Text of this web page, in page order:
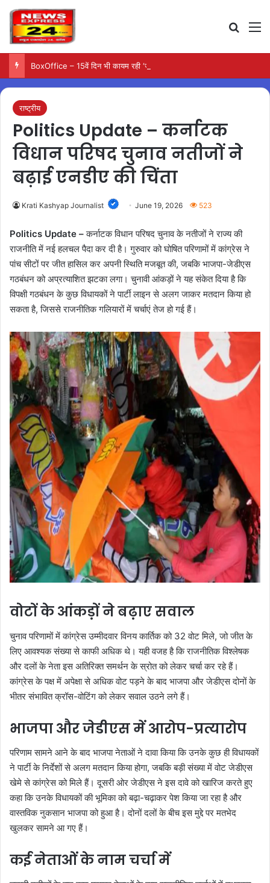
राष्ट्रीय
Politics Update – कर्नाटक
विधान परिषद चुनाव नतीजों ने
बढ़ाई एनडीए की चिंता
Krati Kashyap Journalist June 19, 2026 523
Politics Update –कर्नाटक विधान परिषद चुनाव के नतीजों ने राज्य की
राजनीति में नई हलचल पैदा कर दी है। गुरुवार को घोषित परिणामों में कांग्रेस ने
पांच सीटों पर जीत हासिल कर अपनी स्थिति मजबूत की, जबकि भाजपा-जेडीएस
गठबंधन को अप्रत्याशित झटका लगा। चुनावी आंकड़ों ने यह संकेत दिया है कि
विपक्षी गठबंधन के कुछ विधायकों ने पार्टी लाइन से अलग जाकर मतदान किया हो
सकता है, जिससे राजनीतिक गलियारों में चर्चाएं तेज हो गई हैं।
वोटों के आंकड़ों ने बढ़ाए सवाल
चुनाव परिणामों में कांग्रेस उम्मीदवार विनय कार्तिक को 32 वोट मिले, जो जीत के
लिए आवश्यक संख्या से काफी अधिक थे। यही वजह है कि राजनीतिक विश्लेषक
और दलों के नेता इस अतिरिक्त समर्थन के स्रोत को लेकर चर्चा कर रहे हैं।
कांग्रेस के पक्ष में अपेक्षा से अधिक वोट पड़ने के बाद भाजपा और जेडीएस दोनों के
भीतर संभावित क्रॉस-वोटिंग को लेकर सवाल उठने लगे हैं।
भाजपा और जेडीएस में आरोप-प्रत्यारोप
परिणाम सामने आने के बाद भाजपा नेताओं ने दावा किया कि उनके कुछ ही विधायकों
ने पार्टी के निर्देशों से अलग मतदान किया होगा, जबकि बड़ी संख्या में वोट जेडीएस
खेमे से कांग्रेस को मिले हैं। दूसरी ओर जेडीएस ने इस दावे को खारिज करते हुए
कहा कि उनके विधायकों की भूमिका को बढ़ा-चढ़ाकर पेश किया जा रहा है और
वास्तविक नुकसान भाजपा को हुआ है। दोनों दलों के बीच इस मुद्दे पर मतभेद
खुलकर सामने आ गए हैं।
कई नेताओं के नाम चर्चा में